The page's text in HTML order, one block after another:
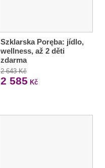
Szklarska Poręba: jídlo,
wellness, až 2 děti
zdarma
2 643 Kč
2 585 Kč